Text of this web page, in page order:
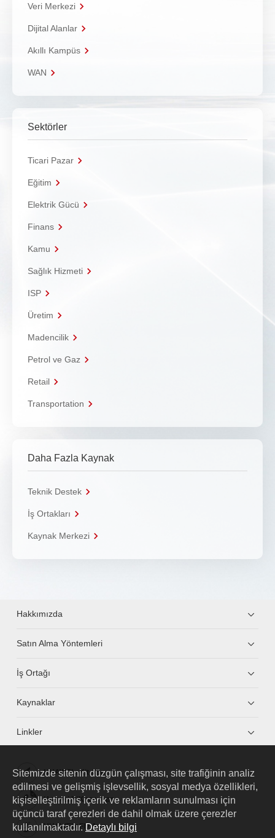
Veri Merkezi
Dijital Alanlar
Akıllı Kampüs
WAN
Sektörler
Ticari Pazar
Eğitim
Elektrik Gücü
Finans
Kamu
Sağlık Hizmeti
ISP
Üretim
Madencilik
Petrol ve Gaz
Retail
Transportation
Daha Fazla Kaynak
Teknik Destek
İş Ortakları
Kaynak Merkezi
Hakkımızda
Satın Alma Yöntemleri
İş Ortağı
Kaynaklar
Linkler
HUAWEI eKit App
Huawei HiKnow App
HUAWEI eFly App
Sitemizde sitenin düzgün çalışması, site trafiğinin analiz
edilmesi ve gelişmiş işlevsellik, sosyal medya özellikleri,
kişiselleştirilmiş içerik ve reklamların sunulması için
üçüncü taraf çerezleri de dahil olmak üzere çerezler
kullanılmaktadır. Detaylı bilgi